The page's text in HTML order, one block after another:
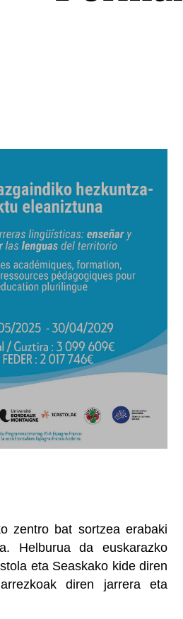
zentro bat sortzea erabaki
Helburua da euskarazko
eta Seaskako kide diren
diren jarrera eta